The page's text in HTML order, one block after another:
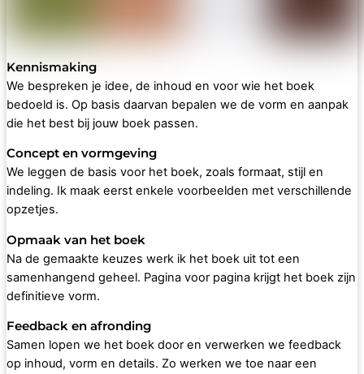
Kennismaking
We bespreken je idee, de inhoud en voor wie het boek
bedoeld is. Op basis daarvan bepalen we de vorm en aanpak
die het best bij jouw boek passen.
Concept en vormgeving
We leggen de basis voor het boek, zoals formaat, stijl en
indeling. Ik maak eerst enkele voorbeelden met verschillende
opzetjes.
Opmaak van het boek
Na de gemaakte keuzes werk ik het boek uit tot een
samenhangend geheel. Pagina voor pagina krijgt het boek zijn
definitieve vorm.
Feedback en afronding
Samen lopen we het boek door en verwerken we feedback
op inhoud, vorm en details. Zo werken we toe naar een